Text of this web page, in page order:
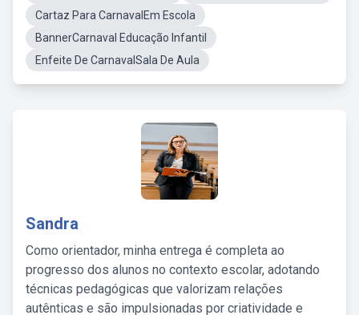
Cartaz Para CarnavalEm Escola
BannerCarnaval Educação Infantil
Enfeite De CarnavalSala De Aula
Sandra
Como orientador, minha entrega é completa ao
progresso dos alunos no contexto escolar, adotando
técnicas pedagógicas que valorizam relações
autênticas e são impulsionadas por criatividade e